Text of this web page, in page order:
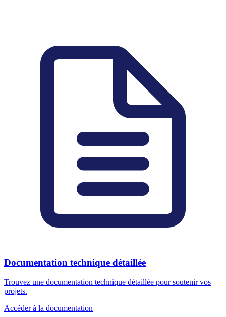
Documentation technique détaillée
Trouvez une documentation technique détaillée pour soutenir vos
projets.
Accéder à la documentation